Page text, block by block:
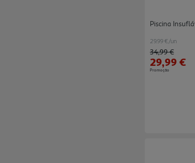
Piscina
29.99 €/un
Price reduced
34,99 €to
29,99 €
Promoção